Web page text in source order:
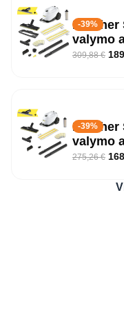
-39%
Kärcher
valymo
309,88€
-39%
Kärcher
valymo
275,26€